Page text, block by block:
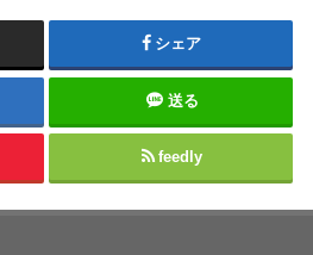
シェア
送る
feedly